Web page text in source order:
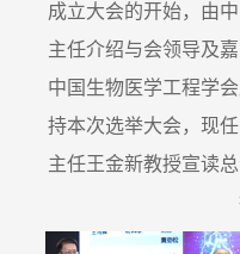
成立大会的开始，由
主任介绍与会领导及
中国生物医学工程学
持本次选举大会，现
主任王金新教授宣读